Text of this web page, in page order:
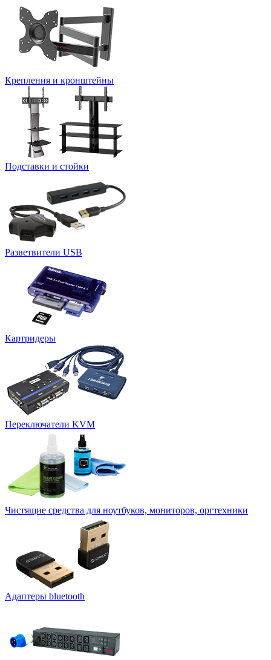
Крепления и кронштейны
Подставки и стойки
Разветвители USB
Картридеры
Переключатели KVM
Чистящие средства для ноутбуков, мониторов, оргтехники
Адаптеры bluetooth